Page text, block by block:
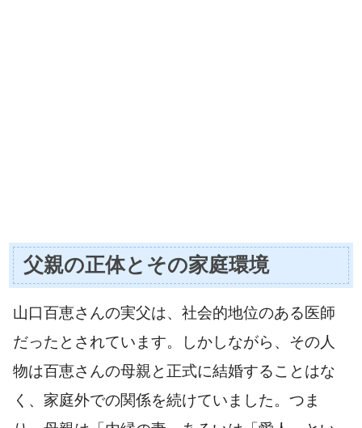
父親の正体とその家庭環境
山口百恵さんの実父は、社会的地位のある医師
だったとされています。しかしながら、その人
物は百恵さんの母親と正式に結婚することはな
く、家庭外での関係を続けていました。つま